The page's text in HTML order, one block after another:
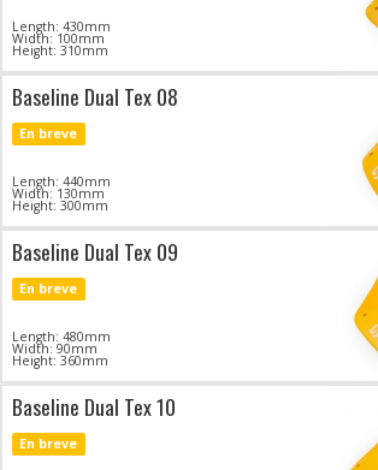
Length: 430mm
Width: 100mm
Height: 310mm
Baseline Dual Tex 08
En breve
Length: 440mm
Width: 130mm
Height: 300mm
Baseline Dual Tex 09
En breve
Length: 480mm
Width: 90mm
Height: 360mm
Baseline Dual Tex 10
En breve